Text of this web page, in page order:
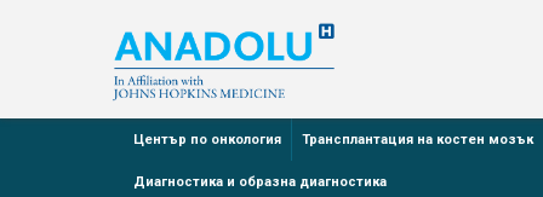
Център по онкология Трансплантация на костен мозък
Диагностика и образна диагностика